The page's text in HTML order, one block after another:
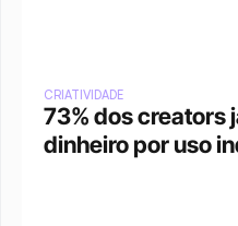
CRIATIVIDADE
73% dos creators
dinheiro por uso